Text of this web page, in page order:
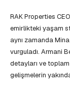
RAK Properties
emirlikteki yaşam
aynı zamanda
vurguladı. Armani
detayları ve toplam
gelişmelerin